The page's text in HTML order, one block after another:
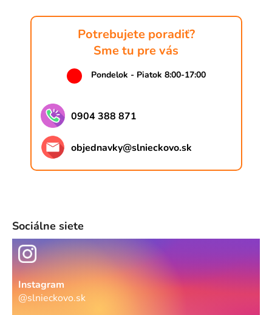
Potrebujete poradiť?
Sme tu pre vás
Pondelok - Piatok 8:00-17:00
0904 388 871
objednavky@slnieckovo.sk
Sociálne siete
Instagram
@slnieckovo.sk